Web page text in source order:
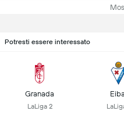
Potresti essere interessato
Granada
LaLiga 2